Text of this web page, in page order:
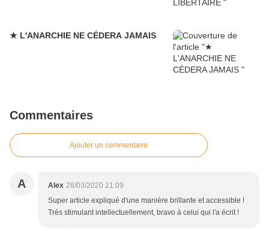
★ L'ANARCHIE NE CÉDERA JAMAIS
Commentaires
Ajouter un commentaire
A Alex 28/03/2020 21:09
Super article expliqué d'une manière brillante et accessible !
Très stimulant intellectuellement, bravo à celui qui l'a écrit !